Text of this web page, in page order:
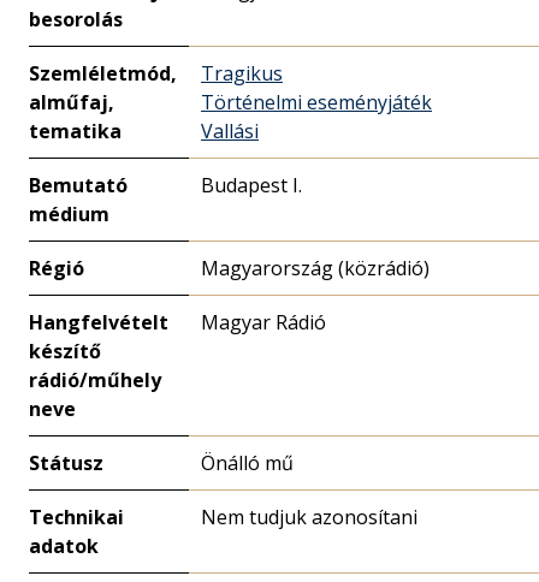
besorolás
Szemléletmód,
alműfaj,
tematika
Tragikus
Történelmi eseményjáték
Vallási
Bemutató
médium
Budapest I.
Régió Magyarország (közrádió)
Hangfelvételt
készítő
rádió/műhely
neve
Magyar Rádió
Státusz Önálló mű
Technikai
adatok
Nem tudjuk azonosítani